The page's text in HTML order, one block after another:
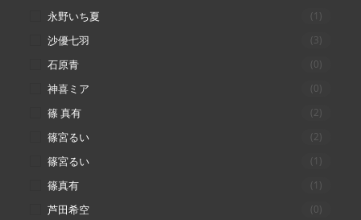
永野いち夏 (1)
沙優七羽 (3)
石原青 (0)
神喜ミア (0)
篠 真有 (2)
篠宮るい (2)
篠宮るい (1)
篠真有 (1)
芦田希空 (0)